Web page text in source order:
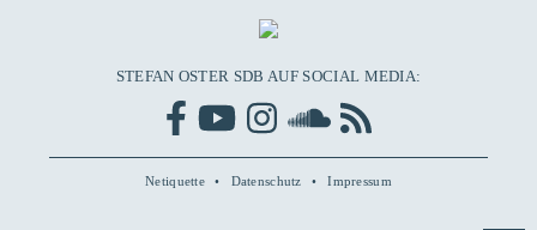
STEFAN OSTER SDB AUF SOCIAL MEDIA:
Netiquette Datenschutz Impressum